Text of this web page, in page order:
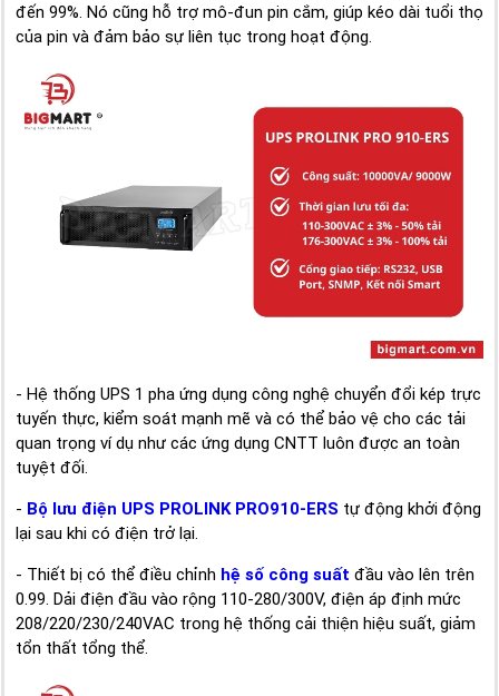
đến 99%. Nó cũng hỗ trợ mô-đun pin cắm, giúp kéo dài tuổi thọ
của pin và đảm bảo sự liên tục trong hoạt động.
- Hệ thống UPS 1 pha ứng dụng công nghệ chuyển đổi kép trực
tuyến thực, kiểm soát mạnh mẽ và có thể bảo vệ cho các tải
quan trọng ví dụ như các ứng dụng CNTT luôn được an toàn
tuyệt đối.
- Bộ lưu điện UPS PROLINK PRO910-ERS tự động khởi động
lại sau khi có điện trở lại.
- Thiết bị có thể điều chỉnh hệ số công suất đầu vào lên trên
0.99. Dải điện đầu vào rộng 110-280/300V, điện áp định mức
208/220/230/240VAC trong hệ thống cải thiện hiệu suất, giảm
tổn thất tổng thể.